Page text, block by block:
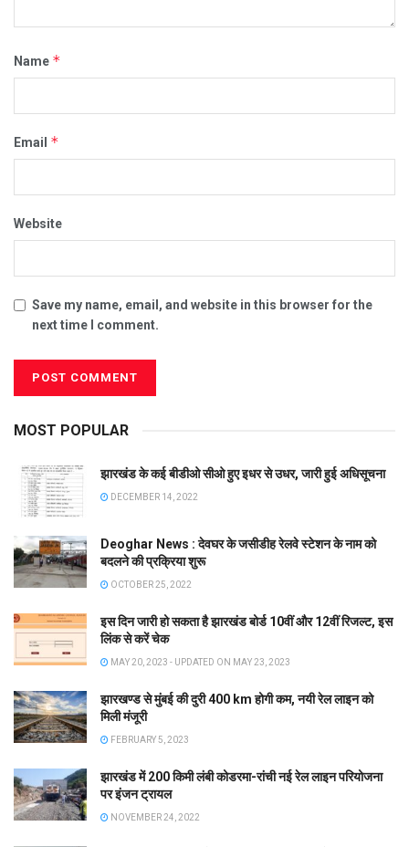
Name *
Email *
Website
Save my name, email, and website in this browser for the
next time I comment.
MOST POPULAR
झारखंड के कई बीडीओ सीओ हुए इधर से उधर, जारी हुई अधिसूचना
DECEMBER 14, 2022
Deoghar News : देवघर के जसीडीह रेलवे स्टेशन के नाम को
बदलने की प्रक्रिया शुरू
OCTOBER 25, 2022
इस दिन जारी हो सकता है झारखंड बोर्ड 10वीं और 12वीं रिजल्ट, इस
लिंक से करें चेक
MAY 20, 2023 - UPDATED ON MAY 23, 2023
झारखण्ड से मुंबई की दुरी 400 km होगी कम, नयी रेल लाइन को
मिली मंजूरी
FEBRUARY 5, 2023
झारखंड में 200 किमी लंबी कोडरमा-रांची नई रेल लाइन परियोजना
पर इंजन ट्रायल
NOVEMBER 24, 2022